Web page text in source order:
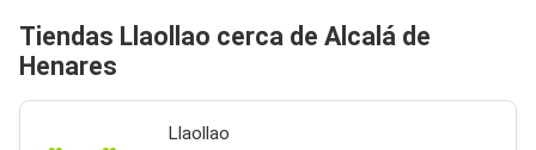
Tiendas Llaollao cerca de Alcalá de
Henares
Llaollao